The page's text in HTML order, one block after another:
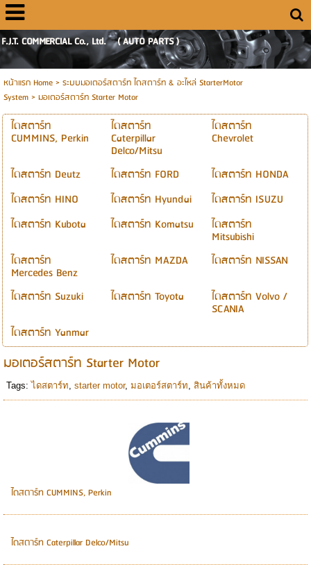
F.J.T. COMMERCIAL Co., Ltd. ( AUTO PARTS )
หน้าแรก Home> ระบบมอเตอร์สตาร์ท ไดสตาร์ท & อะไหล่ StarterMotor
System > มอเตอร์สตาร์ท Starter Motor
ไดสตาร์ท
CUMMINS, Perkin
ไดสตาร์ท
Caterpillar
Delco/Mitsu
ไดสตาร์ท
Chevrolet
ไดสตาร์ท Deutz
ไดสตาร์ท FORD
ไดสตาร์ท HONDA
ไดสตาร์ท HINO
ไดสตาร์ท Hyundai
ไดสตาร์ท ISUZU
ไดสตาร์ท Kubota
ไดสตาร์ท Komatsu ไดสตาร์ท
Mitsubishi
ไดสตาร์ท
Mercedes Benz
ไดสตาร์ท MAZDA
ไดสตาร์ท NISSAN
ไดสตาร์ท Suzuki
ไดสตาร์ท Toyota ไดสตาร์ท Volvo /
SCANIA
ไดสตาร์ท Yanmar
มอเตอร์สตาร์ท Starter Motor
Tags:ไดสตาร์ท starter motor, มอเตอร์สตาร์ท สินค้าทั้งหมด
ไดสตาร์ท CUMMINS, Perkin
ไดสตาร์ท Caterpillar Delco/Mitsu